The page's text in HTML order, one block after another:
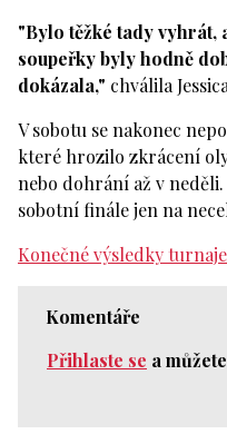
"Bylo těžké tady vyhrát,
soupeřky byly hodně
dokázala," chválila
V sobotu se nakonec
které hrozilo zkrácení
nebo dohrání až v
sobotní finále jen na
Konečné výsledky
Komentáře
Přihlaste se a